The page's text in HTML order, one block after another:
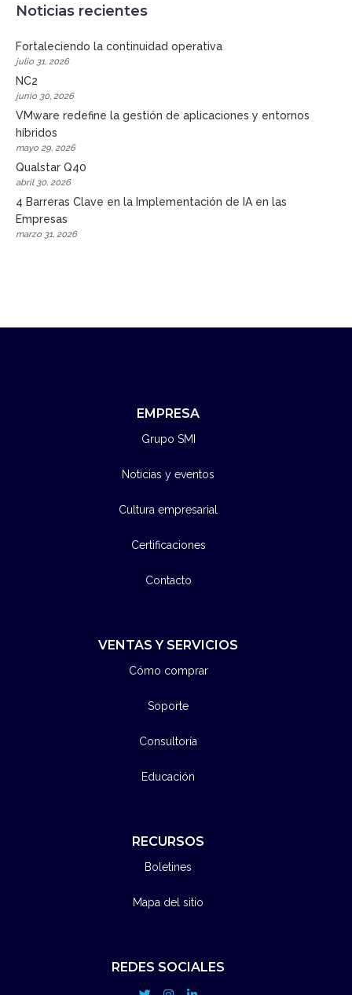
Noticias recientes
Fortaleciendo la continuidad operativa
julio 31, 2026
NC2
junio 30, 2026
VMware redefine la gestión de aplicaciones y entornos
híbridos
mayo 29, 2026
Qualstar Q40
abril 30, 2026
4 Barreras Clave en la Implementación de IA en las
Empresas
marzo 31, 2026
EMPRESA
Grupo SMI
Noticias y eventos
Cultura empresarial
Certificaciones
Contacto
VENTAS Y SERVICIOS
Cómo comprar
Soporte
Consultoría
Educación
RECURSOS
Boletines
Mapa del sitio
REDES SOCIALES